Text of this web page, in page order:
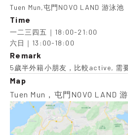
Tuen Mun,屯門NOVO LAND 游泳池
Time
一二三四五｜18:00-21:00
六日｜13:00-18:00
Remark
5歲半外籍小朋友，比較active, 需
Map
Tuen Mun，屯門NOVO LAND